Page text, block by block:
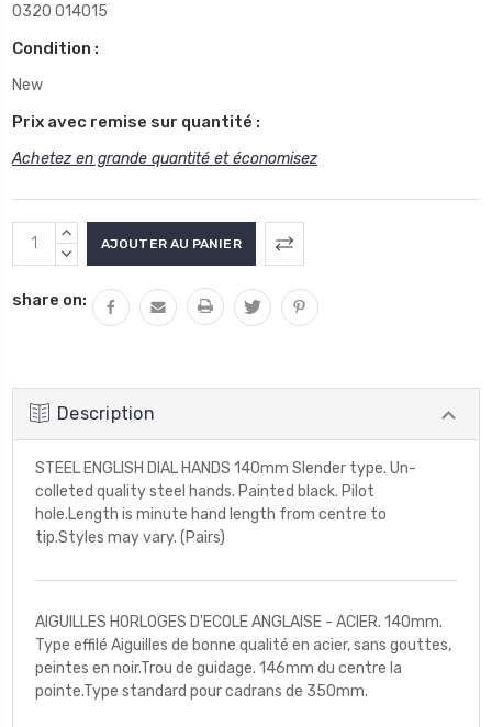
0320 014015
Condition :
New
Prix avec remise sur quantité :
Achetez en grande quantité et économisez
Stock
actuel
AUGMENTER
LA
:
DIMINUER
QUANTITÉ
share on:
Description
STEEL ENGLISH DIAL HANDS 140mm Slender type. Un-
colleted quality steel hands. Painted black. Pilot
hole.Length is minute hand length from centre to
tip.Styles may vary. (Pairs)
AIGUILLES HORLOGES D'ECOLE ANGLAISE - ACIER. 140mm.
Type effilé Aiguilles de bonne qualité en acier, sans gouttes,
peintes en noir.Trou de guidage. 146mm du centre la
pointe.Type standard pour cadrans de 350mm.